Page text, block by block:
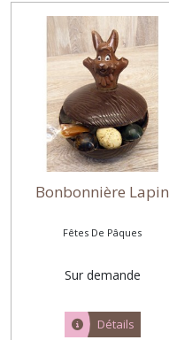
Bonbonnière Lapin
Fêtes De Pâques
Sur demande
Détails